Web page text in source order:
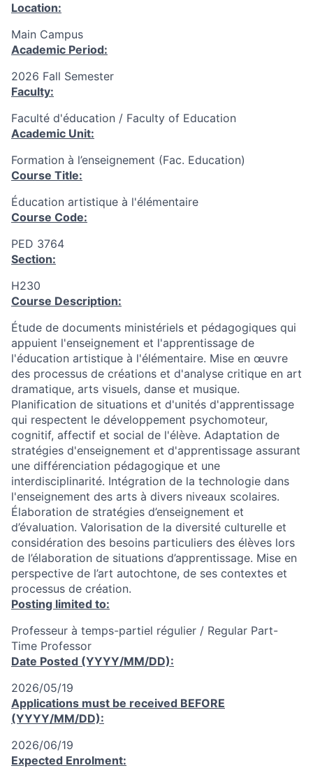
Location:
Main Campus
Academic Period:
2026 Fall Semester
Faculty:
Faculté d'éducation / Faculty of Education
Academic Unit:
Formation à l’enseignement (Fac. Education)
Course Title:
Éducation artistique à l'élémentaire
Course Code:
PED 3764
Section:
H230
Course Description:
Étude de documents ministériels et pédagogiques qui
appuient l'enseignement et l'apprentissage de
l'éducation artistique à l'élémentaire. Mise en œuvre
des processus de créations et d'analyse critique en art
dramatique, arts visuels, danse et musique.
Planification de situations et d'unités d'apprentissage
qui respectent le développement psychomoteur,
cognitif, affectif et social de l'élève. Adaptation de
stratégies d'enseignement et d'apprentissage assurant
une différenciation pédagogique et une
interdisciplinarité. Intégration de la technologie dans
l'enseignement des arts à divers niveaux scolaires.
Élaboration de stratégies d’enseignement et
d’évaluation. Valorisation de la diversité culturelle et
considération des besoins particuliers des élèves lors
de l’élaboration de situations d’apprentissage. Mise en
perspective de l’art autochtone, de ses contextes et
processus de création.
Posting limited to:
Professeur à temps-partiel régulier / Regular Part-
Time Professor
Date Posted (YYYY/MM/DD):
2026/05/19
Applications must be received BEFORE
(YYYY/MM/DD):
2026/06/19
Expected Enrolment: